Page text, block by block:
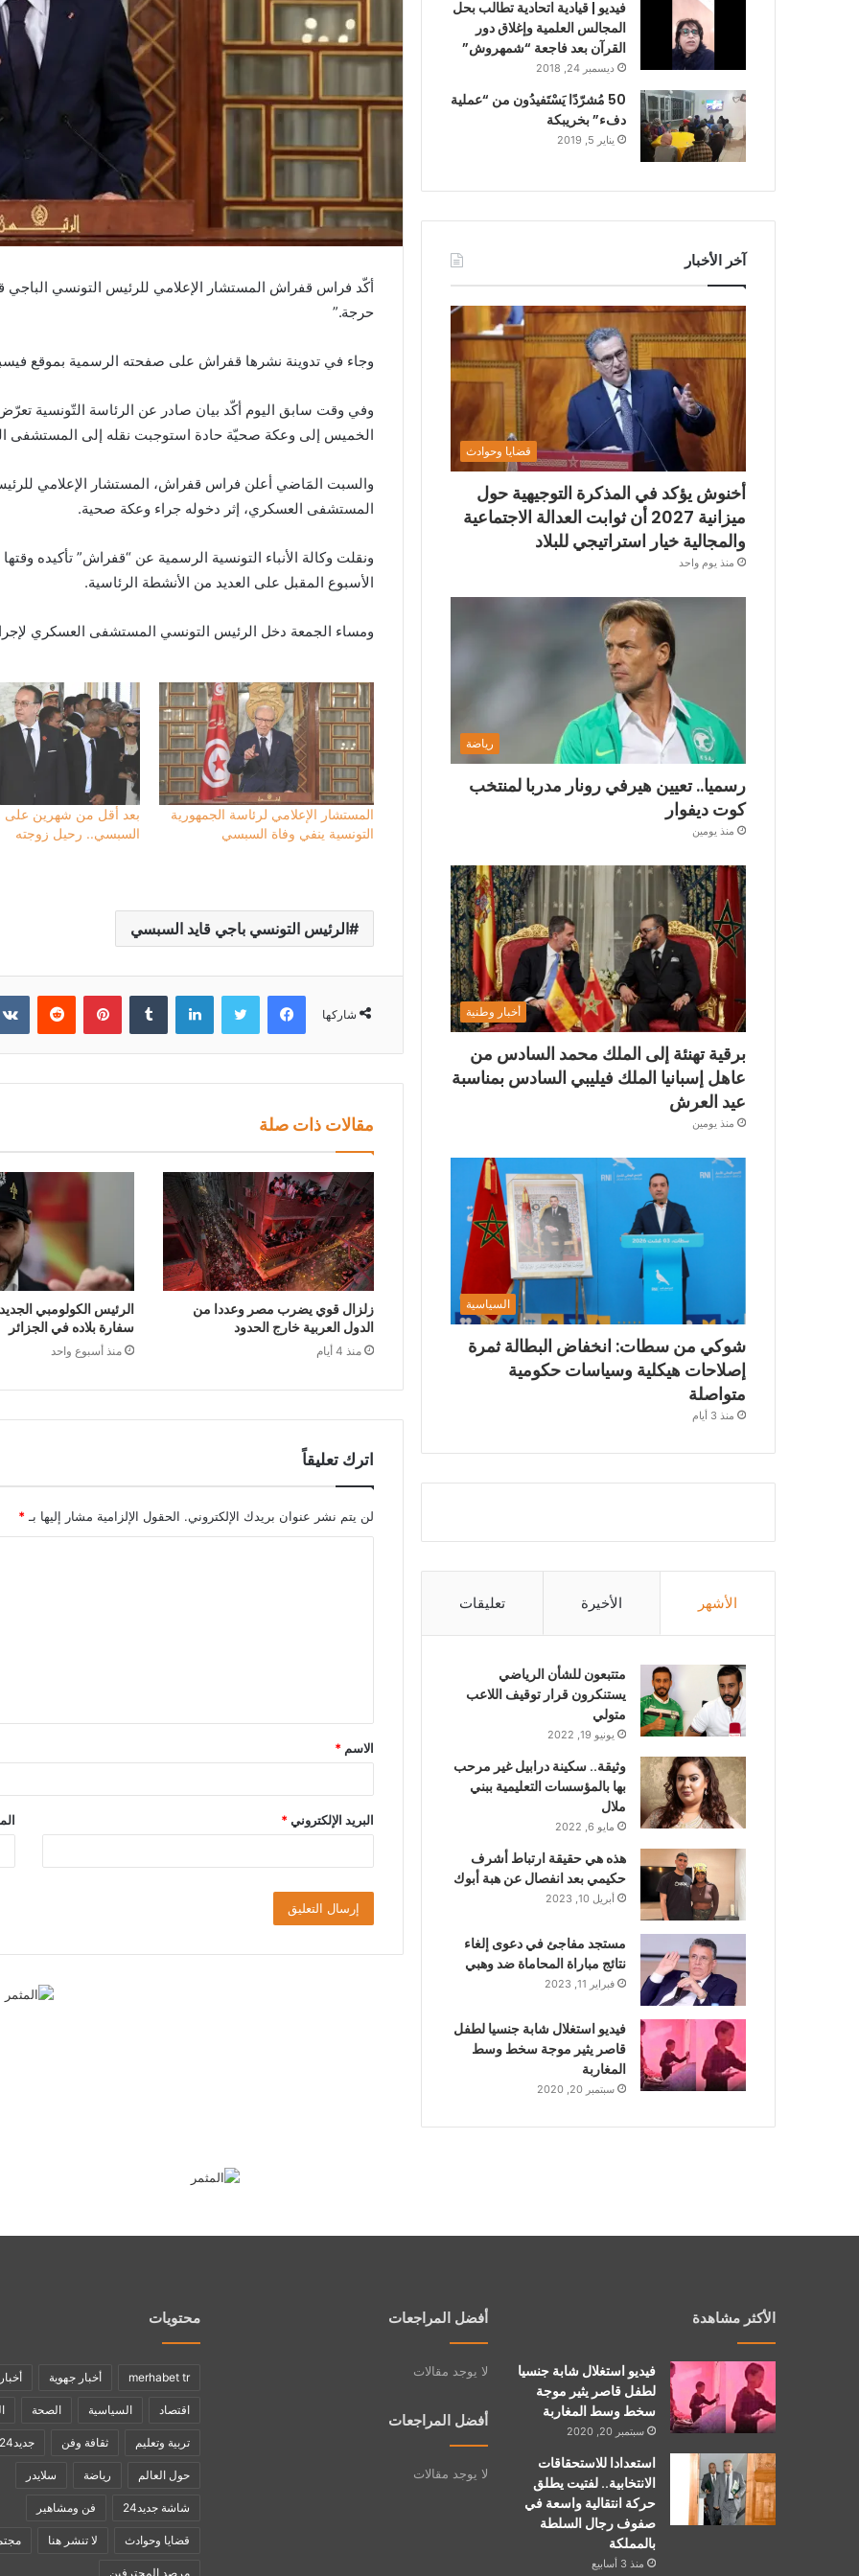
أكّد فراس قفراش المستشار الإعلامي للرئيس التونسي الباجي
حرجة.”
وجاء في تدوينة نشرها قفراش على صفحته الرسمية بموقع
وفي وقت سابق اليوم أكّد بيان صادر عن الرئاسة التّونسية
الخميس إلى وعكة صحيّة حادة استوجبت نقله إلى المستشفى
والسبت المَاضي أعلن فراس قفراش، المستشار الإعلامي
المستشفى العسكري، إثر دخوله جراء وعكة صحية.
ونقلت وكالة الأنباء التونسية الرسمية عن “قفراش” تأكيده
الأسبوع المقبل على العديد من الأنشطة الرئاسية.
ومساء الجمعة دخل الرئيس التونسي المستشفى العسكري
المستشار الإعلامي لرئاسة الجمهورية
التونسية ينفي وفاة السبسي
بعد أقل من شهرين على
السبسي.. رحيل زوجته
الرئيس التونسي باجي قايد السبسي
شاركها
فيسبوك تويتر لينكدإن بينتيريست
مقالات ذات صلة
زلزال قوي يضرب مصر وعددا من
الدول العربية خارج الحدود
منذ 4 أيام
الرئيس الكولومبي
سفارة بلاده في الجزائر
منذ أسبوع واحد
اترك تعليقاً
لن يتم نشر عنوان بريدك الإلكتروني. الحقول الإلزامية مشار إليها بـ*
ق
*
الاسم *
البريد الإلكتروني*
فيديو | قيادية اتحادية تطالب بحل
المجالس العلمية وإغلاق دور
القرآن بعد فاجعة “شمهروش”
ديسمبر 24, 2018
50 مُشرّدًا يَسْتَفيدُون من “عملية
دفء” بخريبكة
يناير 5, 2019
آخر الأخبار
قضايا وحوادث
أخنوش يؤكد في المذكرة التوجيهية حول
ميزانية 2027 أن ثوابت العدالة الاجتماعية
والمجالية خيار استراتيجي للبلاد
منذ يوم واحد
رياضة
رسميا.. تعيين هيرفي رونار مدربا لمنتخب
كوت ديفوار
منذ يومين
أخبار وطنية
برقية تهنئة إلى الملك محمد السادس من
عاهل إسبانيا الملك فيليبي السادس بمناسبة
عيد العرش
منذ يومين
السياسية
شوكي من سطات: انخفاض البطالة ثمرة
إصلاحات هيكلية وسياسات حكومية
متواصلة
منذ 3 أيام
الأشهر الأخيرة تعليقات
متتبعون للشأن الرياضي
يستنكرون قرار توقيف اللاعب
متولي
يونيو 19, 2022
وثيقة.. سكينة درابيل غير مرحب
بها بالمؤسسات التعليمية ببني
ملال
مايو 6, 2022
هذه هي حقيقة ارتباط أشرف
حكيمي بعد انفصال عن هبة أبوك
أبريل 10, 2023
مستجد مفاجئ في دعوى إلغاء
نتائج مباراة المحاماة ضد وهبي
فبراير 11, 2023
فيديو استغلال شابة جنسيا لطفل
قاصر يثير موجة سخط وسط
المغاربة
سبتمبر 20, 2020
الأكثر مشاهدة
فيديو استغلال شابة جنسيا
لطفل قاصر يثير موجة
سخط وسط المغاربة
سبتمبر 20, 2020
استعدادا للاستحقاقات
الانتخابية.. لفتيت يطلق
حركة انتقالية واسعة في
صفوف رجال السلطة
بالمملكة
منذ 3 أسابيع
أفضل المراجعات
لا يوجد مقالات
أفضل المراجعات
لا يوجد مقالات
محتويات
merhabet tr أخبار جهوية
اقتصاد السياسية الصحة
تربية وتعليم ثقافة وفن جديد24
حول العالم رياضة سلايدر
شاشة جديد24 فن ومشاهير
قضايا وحوادث لا تنشر هنا
مرصد المحترفين